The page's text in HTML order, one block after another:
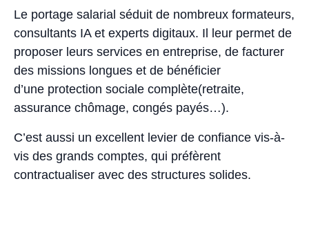
Le portage salarial séduit de nombreux formateurs,
consultants IA et experts digitaux. Il leur permet de
proposer leurs services en entreprise, de facturer
des missions longues et de bénéficier
d’une protection sociale complète(retraite,
assurance chômage, congés payés…).
C’est aussi un excellent levier de confiance vis-à-
vis des grands comptes, qui préfèrent
contractualiser avec des structures solides.